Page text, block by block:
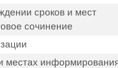
сроков и мест
сочинение
местах